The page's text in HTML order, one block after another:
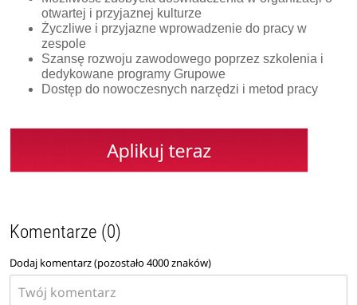
otwartej i przyjaznej kulturze
Życzliwe i przyjazne wprowadzenie do pracy w
zespole
Szansę rozwoju zawodowego poprzez szkolenia i
dedykowane programy Grupowe
Dostęp do nowoczesnych narzędzi i metod pracy
Komentarze (0)
Dodaj komentarz (pozostało4000znaków)